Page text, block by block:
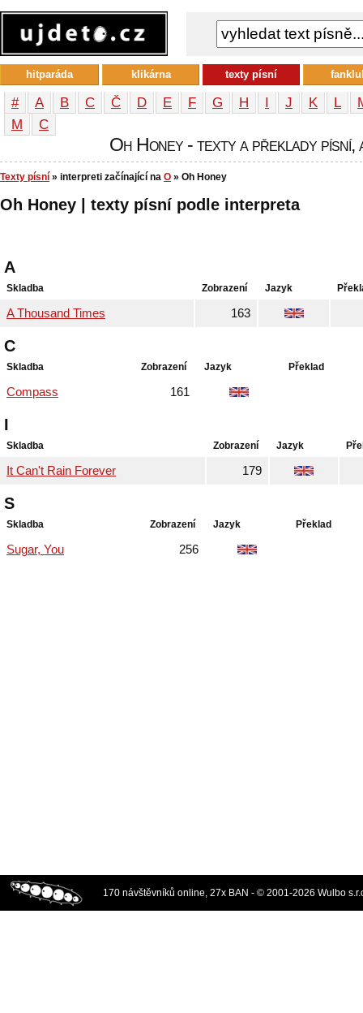
# A B C Č D E F G H I J K L
М
С
Oh Honey - texty a překlady písní,
Texty písní » interpreti začínající na O » Oh Honey
Oh Honey | texty písní podle interpreta
A
Skladba Zobrazení Jazyk
A Thousand Times 163
C
Skladba Zobrazení Jazyk Překlad
Compass 161
I
Skladba Zobrazení Jazyk
It Can't Rain Forever 179
S
Skladba Zobrazení Jazyk Překlad
Sugar, You 256
hitparáda klikárna texty písní
170 návštěvníků online, 27x BAN - © 2001-2026 Wulbo